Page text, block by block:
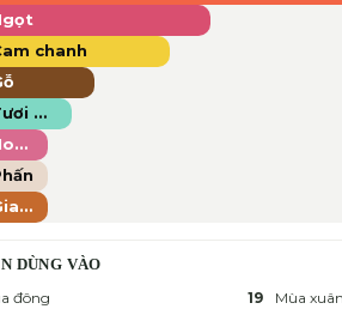
chanh
Tươi mát
Hoa hồng
Gia vị ấm
DÙNG VÀO
đông
19 Mùa xuân